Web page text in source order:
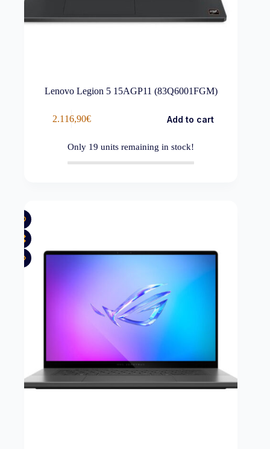
Lenovo Legion 5 15AGP11 (83Q6001FGM)
2.116,90€ Add to cart
Only 19 units remaining in stock!